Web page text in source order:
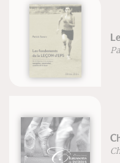
la leçon d'EPS